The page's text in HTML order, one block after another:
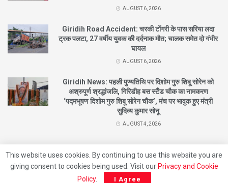
AUGUST 6, 2026
Giridih Road Accident: चरकी टोंगरी के पास सरिया लदा
ट्रक पलटा, 27 वर्षीय युवक की दर्दनाक मौत; चालक समेत दो गंभीर
घायल
AUGUST 6, 2026
Giridih News: पहली पुण्यतिथि पर दिशोम गुरु शिबू सोरेन को
अश्रुपूर्ण श्रद्धांजलि, गिरिडीह बस स्टैंड चौक का नामकरण
‘पद्मभूषण दिशोम गुरु शिबू सोरेन चौक’, मंच पर भावुक हुए मंत्री
सुदिव्य कुमार सोनू
AUGUST 4, 2026
© 2021City News Giridih |Designed ByNishantDeveloped ByBeat Of Life
Entertainment
This website uses cookies. By continuing to use this website you are
giving consent to cookies being used. Visit our Privacy and Cookie
Policy. I Agree